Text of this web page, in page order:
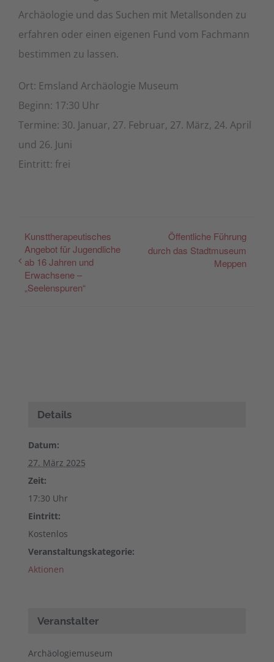
Archäologie und das Suchen mit Metallsonden zu
erfahren oder einen eigenen Fund vom Fachmann
bestimmen zu lassen.
Ort: Emsland Archäologie Museum
Beginn: 17:30 Uhr
Termine: 30. Januar, 27. Februar, 27. März, 24. April
und 26. Juni
Eintritt: frei
Kunsttherapeutisches
Angebot für Jugendliche
ab 16 Jahren und
Erwachsene –
„Seelenspuren“
Öffentliche Führung
durch das Stadtmuseum
Meppen
Details
Datum:
27. März 2025
Zeit:
17:30 Uhr
Eintritt:
Kostenlos
Veranstaltungskategorie:
Aktionen
Veranstalter
Archäologiemuseum